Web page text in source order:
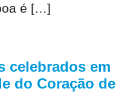
é […]
celebrados em
do Coração de